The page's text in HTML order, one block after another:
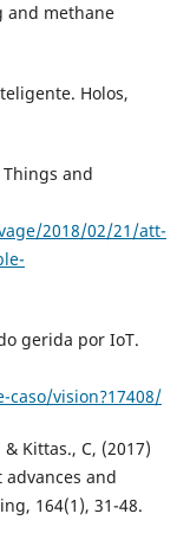
and methane
Holos,
Things and
2018/02/21/att-
gerida por IoT.
vision?17408/
Kittas., C, (2017)
and
164(1), 31-48.